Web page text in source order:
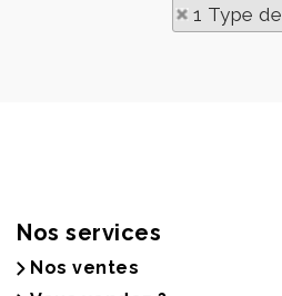
1 Type
Nos services
Nos ventes